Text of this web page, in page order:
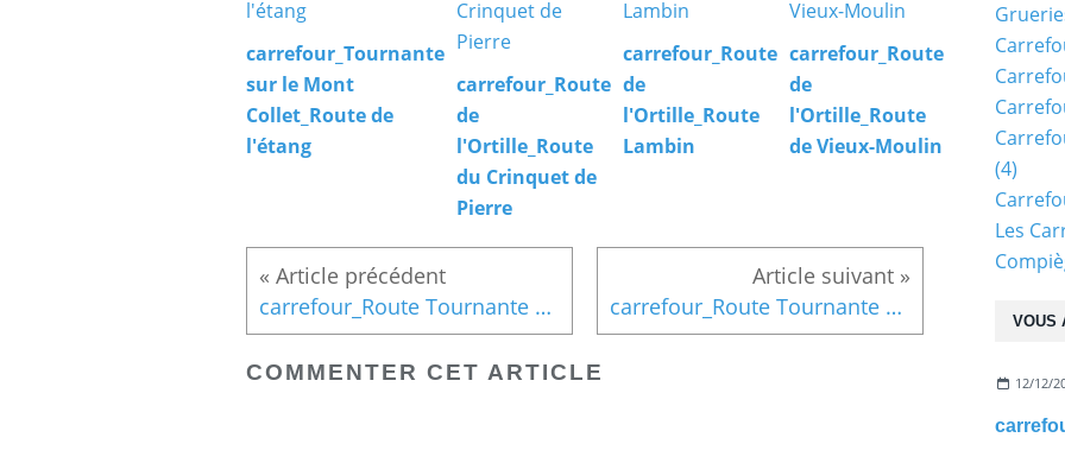
carrefour_Tournante
sur le Mont
Collet_Route de
l'étang
carrefour_Route
de
l'Ortille_Route
du Crinquet de
Pierre
carrefour_Route
de
l'Ortille_Route
Lambin
carrefour_Route
de
l'Ortille_Route
de Vieux-Moulin
carrefour_Route Tournante sur la côte de Roilaye_Chemin Rural des Vaches carrefour_Route Tournante sur la côte de Roilaye_Rue de la Briqueterie_1
COMMENTER CET ARTICLE
VOUS
12/12/
(4)
Les